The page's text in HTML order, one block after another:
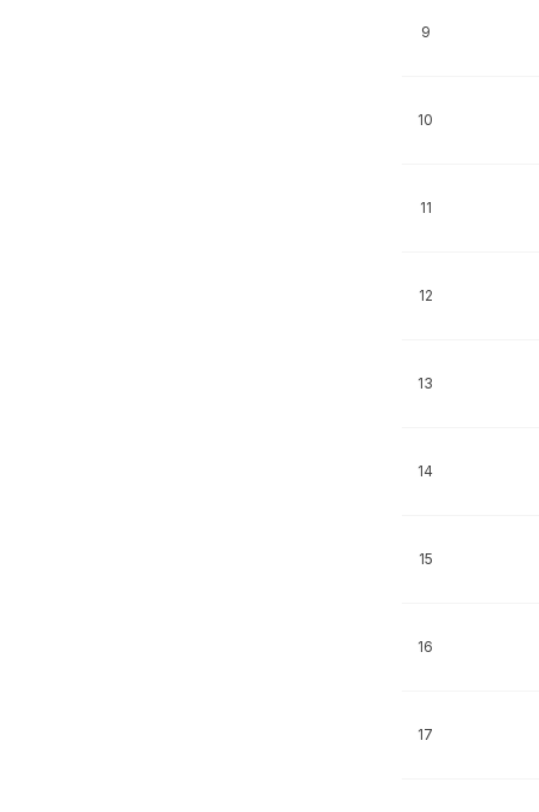
9
10
11
12
13
14
15
16
17